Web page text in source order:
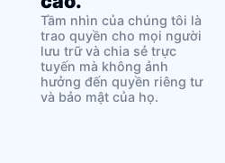
Tầm nhìn của chúng tôi là
trao quyền cho mọi người
lưu trữ và chia sẻ trực
tuyến mà không ảnh
hưởng đến quyền riêng tư
và bảo mật của họ.